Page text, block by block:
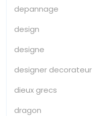
depannage
design
designe
designer decorateur
dieux grecs
dragon